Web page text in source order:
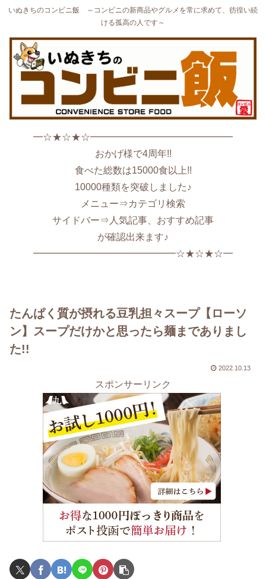
いぬきちのコンビニ飯 ～コンビニの新商品やグルメを常に求めて、彷徨い続
ける孤高の人です～
━☆★☆★☆━━━━━━━━━━━━━━━
おかげ様で4周年!!
食べた総数は15000食以上!!
10000種類を突破しました♪
メニュー⇒カテゴリ検索
サイドバー⇒人気記事、おすすめ記事
が確認出来ます♪
━━━━━━━━━━━━━━━☆★☆★☆━
たんぱく質が摂れる豆乳担々スープ【ローソ
ン】スープだけかと思ったら麺までありまし
た!!
2022.10.13
スポンサーリンク